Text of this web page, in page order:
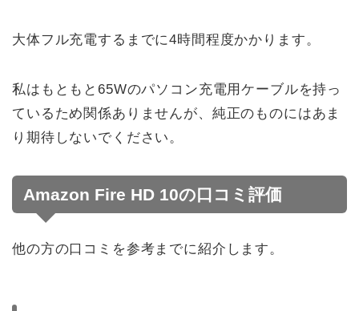
大体フル充電するまでに4時間程度かかります。
私はもともと65Wのパソコン充電用ケーブルを持っ
ているため関係ありませんが、純正のものにはあま
り期待しないでください。
Amazon Fire HD 10の口コミ評価
他の方の口コミを参考までに紹介します。